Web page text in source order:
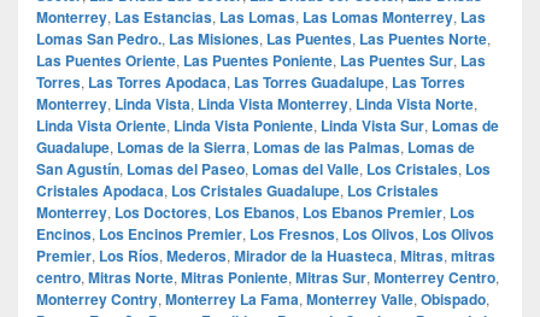
Monterrey, Las Estancias, Las Lomas, Las Lomas Monterrey, Las
Lomas San Pedro., Las Misiones, Las Puentes, Las Puentes Norte,
Las Puentes Oriente, Las Puentes Poniente, Las Puentes Sur, Las
Torres, Las Torres Apodaca, Las Torres Guadalupe, Las Torres
Monterrey, Linda Vista, Linda Vista Monterrey, Linda Vista Norte,
Linda Vista Oriente, Linda Vista Poniente, Linda Vista Sur, Lomas de
Guadalupe, Lomas de la Sierra, Lomas de las Palmas, Lomas de
San Agustín, Lomas del Paseo, Lomas del Valle, Los Cristales, Los
Cristales Apodaca, Los Cristales Guadalupe, Los Cristales
Monterrey, Los Doctores, Los Ebanos, Los Ebanos Premier, Los
Encinos, Los Encinos Premier, Los Fresnos, Los Olivos, Los Olivos
Premier, Los Ríos, Mederos, Mirador de la Huasteca, Mitras, mitras
centro, Mitras Norte, Mitras Poniente, Mitras Sur, Monterrey Centro,
Monterrey Contry, Monterrey La Fama, Monterrey Valle, Obispado,